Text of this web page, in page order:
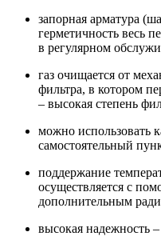
запорная арматура
герметичность весь
в регулярном
газ очищается от
фильтра, в котором
– высокая степень
можно использовать
самостоятельный
поддержание
осуществляется с
дополнительным
высокая надежность